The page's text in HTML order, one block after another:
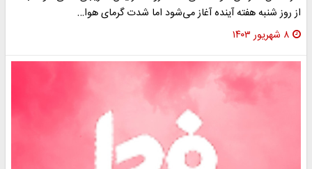
از روز شنبه هفته آینده آغاز می‌شود اما شدت گرمای هوا…
۸ شهریور ۱۴۰۳